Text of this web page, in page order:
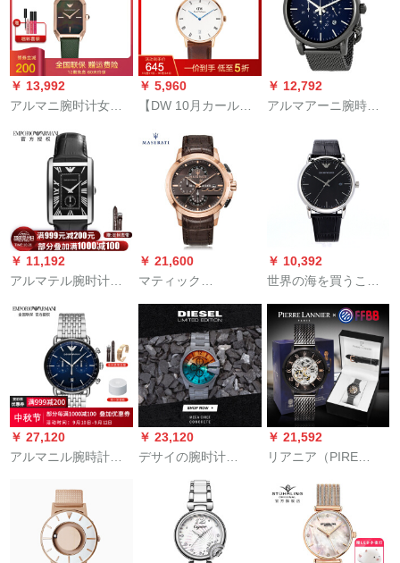
11242
的な四角形の文字盘
クウウォード男时计
AR 1605
は简単に星空のイベ
リスの小众の极简な
赘沢なブラドW 3白い
壳/ピンクの颜
￥ 13,992
アルマニ腕时计女史
盘ファ·マット女史百
合腕时计クラシカル
グリルン11149
￥ 5,960
【DW 10月カールニ
男女ダニエレン簡単
女子時計ベル超薄型
カレンクウォード男
女学生表DW
00000091
￥ 12,792
アルマアーニ腕時計
クロニクル円盤クウ
￥ 11,192
アルマテル腕时计男
ネクウォーカー男性
腕时计AR 1604
￥ 21,600
マティック
(MASERATI)大文字盘
潮流クウォーククク
ククオックロックロ
ックナッグネットワ
ーク赤ド男性腕时计
防水电子腕时计R
8871619001
￥ 10,392
世界の海を買うこと
ができます。
￥ 27,120
アルマニル腕時計男
クロップ腕時計新型
AR 11238
￥ 23,120
デサイの腕时计
のドレン偏光解消モ
デルがDZ 4513限定
で発売されました。
￥ 21,592
リアニア（PIRE
男性用时計の透かし
彫りフフフフフフフ
フフフ腕時計ベルス
トロス男子バッケト